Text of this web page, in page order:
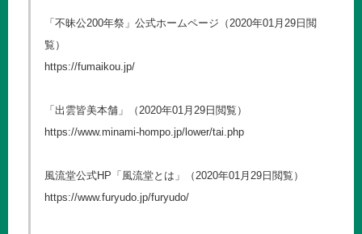
「不昧公200年祭」公式ホームページ（2020年01月29日閲
覧）
https://fumaikou.jp/
「出雲皆美本舗」（2020年01月29日閲覧）
https://www.minami-hompo.jp/lower/tai.php
風流堂公式HP「風流堂とは」（2020年01月29日閲覧）
https://www.furyudo.jp/furyudo/